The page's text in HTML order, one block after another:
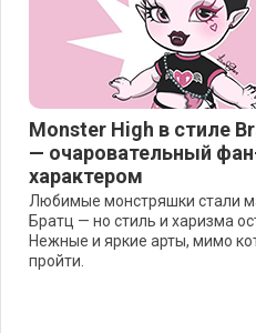
Monster High в стиле
— очаровательный
характером
Любимые монстряшки стали
Братц — но стиль и харизма
Нежные и яркие арты, мимо
пройти.